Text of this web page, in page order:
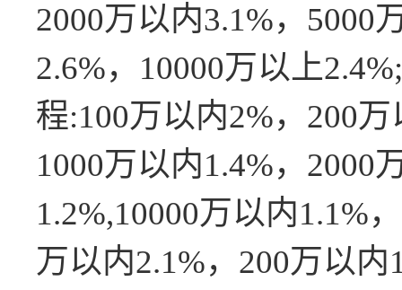
2000万以内3.1%，5000
2.6%，10000万以上
程:100万以内2%，200
1000万以内1.4%，2000
1.2%,10000万以内1.1%
万以内2.1%，200万以内